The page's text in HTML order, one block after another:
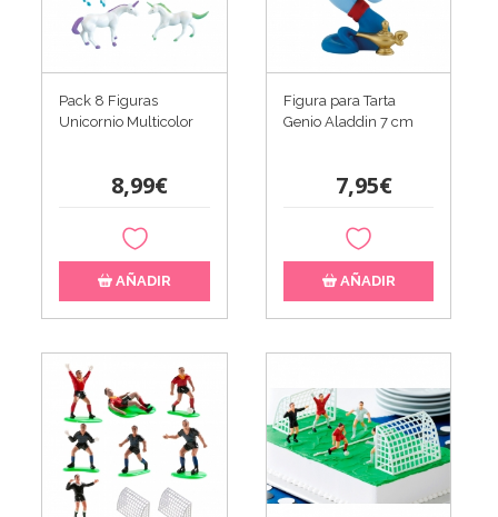
Pack 8 Figuras
Unicornio Multicolor
8,99€
AÑADIR
Figura para Tarta
Genio Aladdin 7 cm
7,95€
AÑADIR